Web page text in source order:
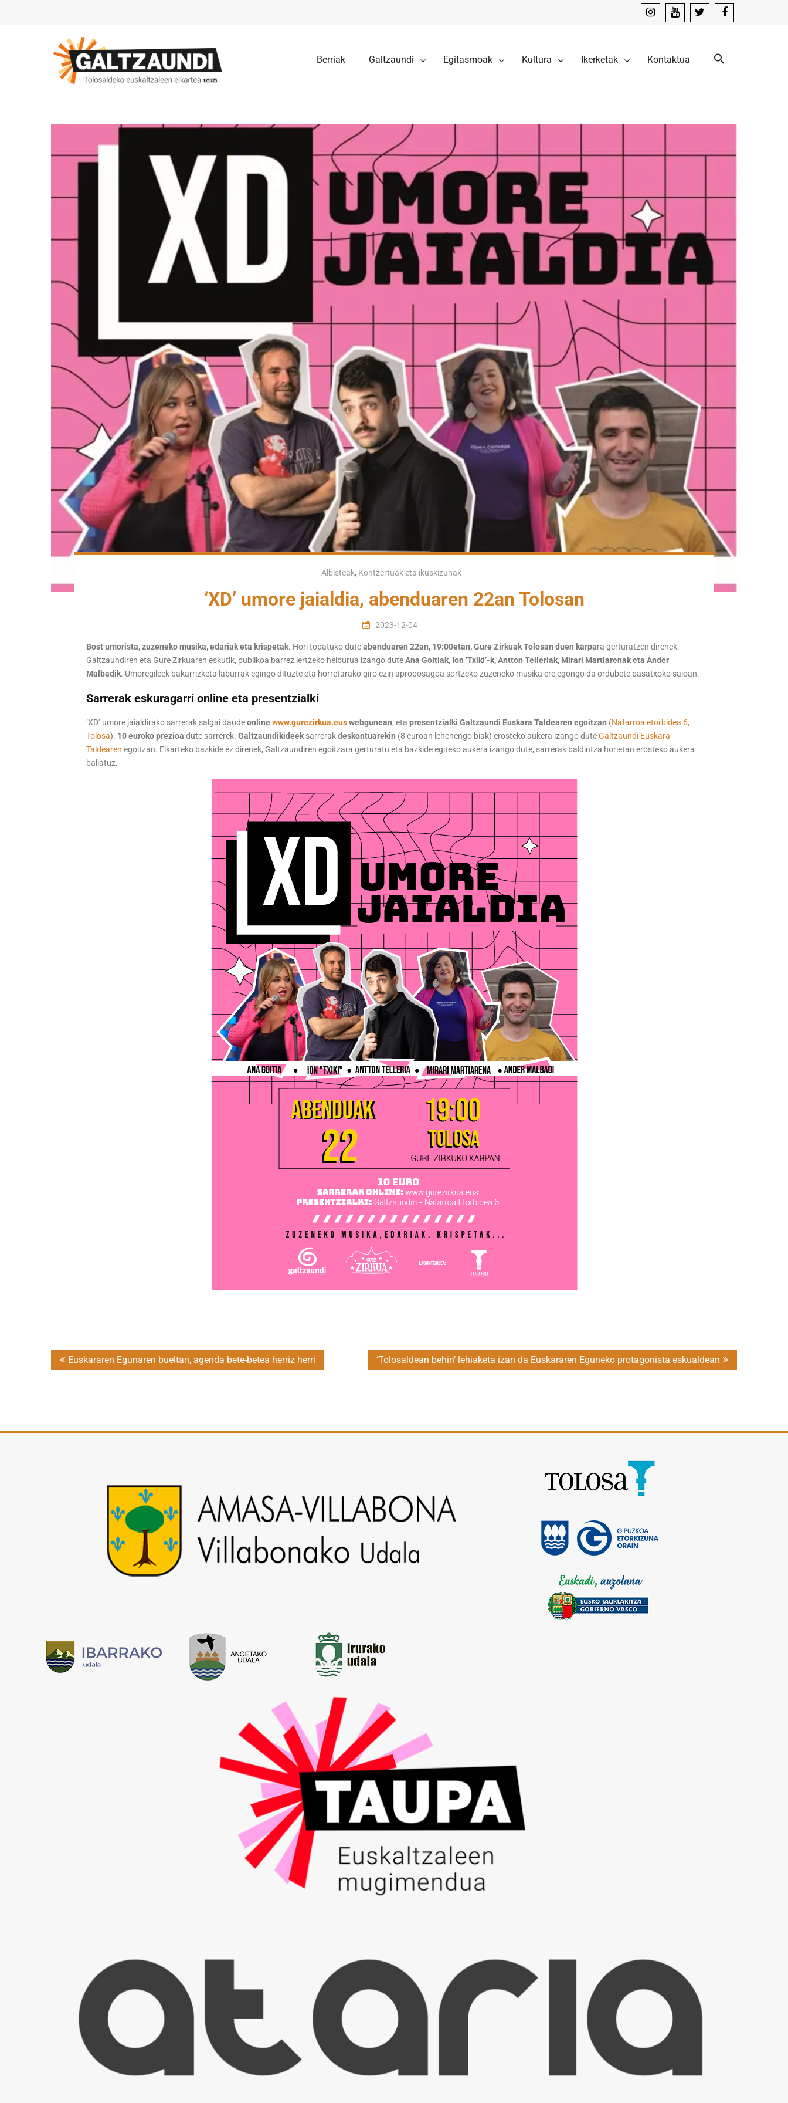
Berriak Galtzaundi Egitasmoak Kultura Ikerketak Kontaktua
Albisteak, Kontzertuak eta ikuskizunak
‘XD’ umore jaialdia, abenduaren 22an Tolosan
2023-12-04
Bost umorista, zuzeneko musika, edariak eta krispetak. Hori topatuko duteabenduaren 22an, 19:00etan, Gure Zirkuak Tolosan duen karpara gerturatzen direnek.
Galtzaundiren eta Gure Zirkuaren eskutik, publikoa barrez lertzeko helburua izango duteAna Goitiak, Ion ‘Txiki’-k, Antton Telleriak, Mirari Martiarenak eta Ander
Malbadik. Umoregileek bakarrizketa laburrak egingo dituzte eta horretarako giro ezin aproposagoa sortzeko zuzeneko musika ere egongo da ordubete pasatxoko saioan.
Sarrerak eskuragarri online eta presentzialki
‘XD’ umore jaialdirako sarrerak salgai daudeonlinewww.gurezirkua.euswebgunean, eta presentzialki Galtzaundi Euskara Taldearen egoitzan (Nafarroa etorbidea 6,
Tolosa). 10 euroko prezioa dute sarrerek. Galtzaundikideek sarrerakdeskontuarekin (8 euroan lehenengo biak) erosteko aukera izango duteGaltzaundi Euskara
Taldearen egoitzan. Elkarteko bazkide ez direnek, Galtzaundiren egoitzara gerturatu eta bazkide egiteko aukera izango dute, sarrerak baldintza horietan erosteko aukera
baliatuz.
Post
navigation
Euskararen Egunaren bueltan, agenda bete-betea herriz herri ‘Tolosaldean behin’ lehiaketa izan da Euskararen Eguneko protagonista eskualdean